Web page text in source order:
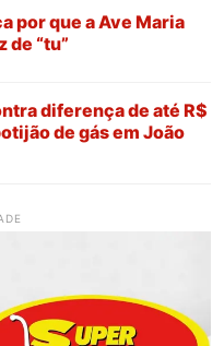
por que a Ave Maria
de “tu”
diferença de até R$
de gás em João